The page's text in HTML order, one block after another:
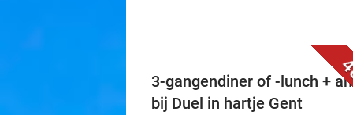
3-gangendiner of -lunch +
bij Duel in hartje Gent